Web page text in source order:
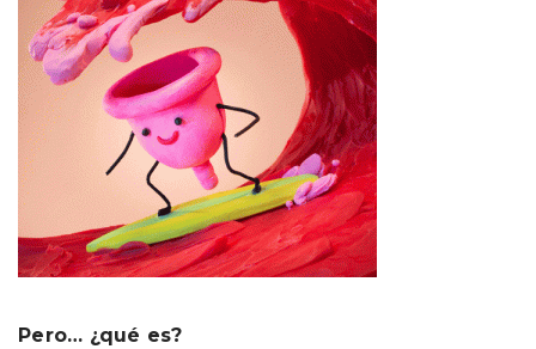
Pero… ¿qué es?